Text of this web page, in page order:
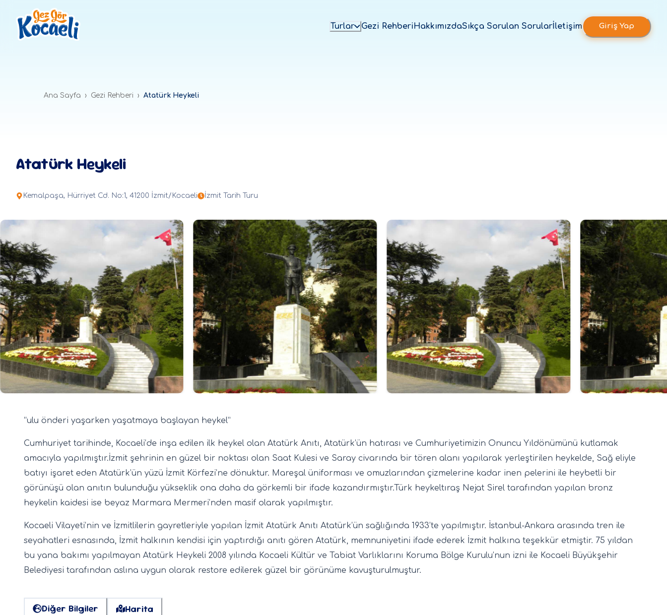
Turlar Gezi RehberiHakkımızdaSıkça Sorulan Sorularİletişim Giriş Yap
Ana Sayfa › Gezi Rehberi › Atatürk Heykeli
Atatürk Heykeli
Kemalpaşa, Hürriyet Cd. No:1, 41200 İzmit/Kocaeli İzmit Tarih Turu
“ulu önderi yaşarken yaşatmaya başlayan heykel”
Cumhuriyet tarihinde, Kocaeli’de inşa edilen ilk heykel olan Atatürk Anıtı, Atatürk’ün hatırası ve Cumhuriyetimizin Onuncu Yıldönümünü kutlamak
amacıyla yapılmıştır.İzmit şehrinin en güzel bir noktası olan Saat Kulesi ve Saray civarında bir tören alanı yapılarak yerleştirilen heykelde, Sağ eliyle
batıyı işaret eden Atatürk’ün yüzü İzmit Körfezi’ne dönuktur. Mareşal üniforması ve omuzlarından çizmelerine kadar inen pelerini ile heybetli bir
görünüşü olan anıtın bulunduğu yükseklik ona daha da görkemli bir ifade kazandırmıştır.Türk heykeltıraş Nejat Sirel tarafından yapılan bronz
heykelin kaidesi ise beyaz Marmara Mermeri’nden masif olarak yapılmıştır.
Kocaeli Vilayeti’nin ve İzmitlilerin gayretleriyle yapılan İzmit Atatürk Anıtı Atatürk’ün sağlığında 1933’te yapılmıştır. İstanbul-Ankara arasında tren ile
seyahatleri esnasında, İzmit halkının kendisi için yaptırdığı anıtı gören Atatürk, memnuniyetini ifade ederek İzmit halkına teşekkür etmiştir. 75 yıldan
bu yana bakımı yapılmayan Atatürk Heykeli 2008 yılında Kocaeli Kültür ve Tabiat Varlıklarını Koruma Bölge Kurulu’nun izni ile Kocaeli Büyükşehir
Belediyesi tarafından aslına uygun olarak restore edilerek güzel bir görünüme kavuşturulmuştur.
Diğer Bilgiler Harita